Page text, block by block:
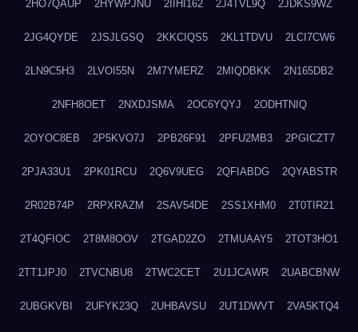
2HO7QAUP 2HYWPJNU 2IIHI162 2J4TVL9Q 2JDKS9WZ
2JG4QYDE 2JSJLGSQ 2KKCIQS5 2KL1TDVU 2LCI7CW6
2LN9C5H3 2LVOI55N 2M7YMERZ 2MIQDBKK 2N165DB2
2NFH8OET 2NXDJSMA 2OC6YQYJ 2ODHTNIQ
2OYOC8EB 2P5KVO7J 2PB26F91 2PFU2MB3 2PGICZT7
2PJA33U1 2PK01RCU 2Q6V9UEG 2QFIABDG 2QYABSTR
2R02B74P 2RPXRAZM 2SAV54DE 2SS1XHM0 2T0TIR21
2T4QFIOC 2T8M8OOV 2TGAD2ZO 2TMUAAY5 2TOT3HO1
2TT1JPJ0 2TVCNBU8 2TWC2CET 2U1JCAWR 2UABCBNW
2UBGKVBI 2UFYK23Q 2UHBAVSU 2UT1DWVT 2VA5KTQ4